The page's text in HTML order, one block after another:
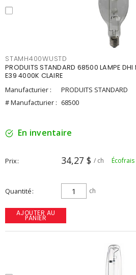
STAMH400WUSTD
PRODUITS STANDARD 68500 LAMPE
E39 4000K CLAIRE
Manufacturier :
PRODUITS STANDARD
# Manufacturier : 68500
En inventaire
Prix 34,27 $ / ch Écofrais
Quantité ch
AJOUTER AU
PANIER